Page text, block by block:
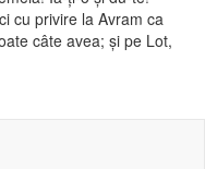
cu privire la Avram ca
câte avea; şi pe Lot,